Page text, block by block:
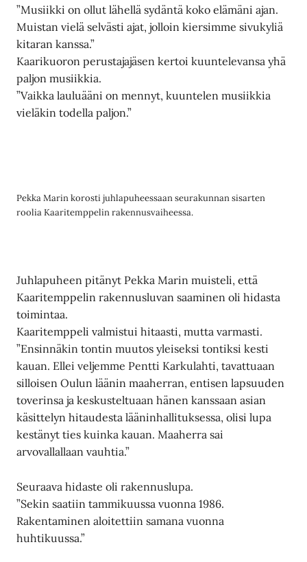
”Musiikki on ollut lähellä sydäntä koko elämäni ajan.
Muistan vielä selvästi ajat, jolloin kiersimme sivukyliä
kitaran kanssa.”
Kaarikuoron perustajajäsen kertoi kuuntelevansa yhä
paljon musiikkia.
”Vaikka lauluääni on mennyt, kuuntelen musiikkia
vieläkin todella paljon.”
Pekka Marin korosti juhlapuheessaan seurakunnan sisarten
roolia Kaaritemppelin rakennusvaiheessa.
Juhlapuheen pitänyt Pekka Marin muisteli, että
Kaaritemppelin rakennusluvan saaminen oli hidasta
toimintaa.
Kaaritemppeli valmistui hitaasti, mutta varmasti.
”Ensinnäkin tontin muutos yleiseksi tontiksi kesti
kauan. Ellei veljemme Pentti Karkulahti, tavattuaan
silloisen Oulun läänin maaherran, entisen lapsuuden
toverinsa ja keskusteltuaan hänen kanssaan asian
käsittelyn hitaudesta lääninhallituksessa, olisi lupa
kestänyt ties kuinka kauan. Maaherra sai
arvovallallaan vauhtia.”
Seuraava hidaste oli rakennuslupa.
”Sekin saatiin tammikuussa vuonna 1986.
Rakentaminen aloitettiin samana vuonna
huhtikuussa.”